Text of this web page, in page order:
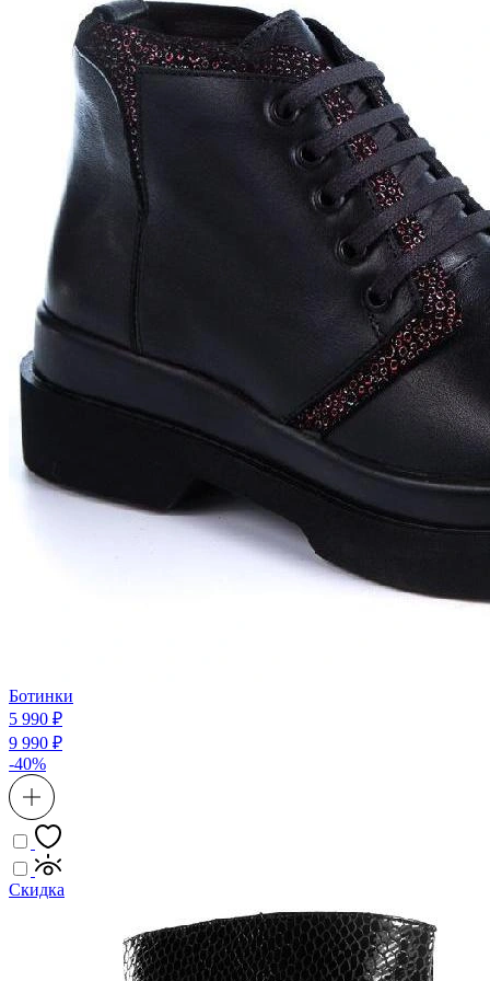
Ботинки
5 990 ₽
9 990 ₽
-40%
Скидка